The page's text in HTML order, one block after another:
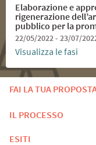
Elaborazione e
rigenerazione
pubblico per la
22/05/2022 - 23/07/
Visualizza le fasi
FAI LA TUA
IL PROCESSO
ESITI